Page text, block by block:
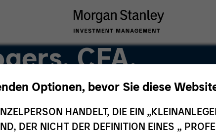
Optionen, bevor Sie diese
HANDELT, DIE EIN
DER NICHT DER DEFINITION EINES „
CFA,
Team